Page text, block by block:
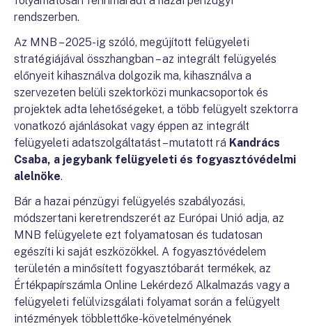
rendszerben.
Az MNB – 2025-ig szóló, megújított felügyeleti
stratégiájával összhangban – az integrált felügyelés
előnyeit kihasználva dolgozik ma, kihasználva a
szervezeten belüli szektorközi munkacsoportok és
projektek adta lehetőségeket, a több felügyelt szektorra
vonatkozó ajánlásokat vagy éppen az integrált
felügyeleti adatszolgáltatást – mutatott rá Kandrács
Csaba, a jegybank felügyeleti és fogyasztóvédelmi
alelnöke.
Bár a hazai pénzügyi felügyelés szabályozási,
módszertani keretrendszerét az Európai Unió adja, az
MNB felügyelete ezt folyamatosan és tudatosan
egészíti ki saját eszközökkel. A fogyasztóvédelem
területén a minősített fogyasztóbarát termékek, az
Értékpapírszámla Online Lekérdező Alkalmazás vagy a
felügyeleti felülvizsgálati folyamat során a felügyelt
intézmények többlettőke-követelményének